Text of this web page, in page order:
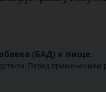
(БАД) к пище.
Перед применением